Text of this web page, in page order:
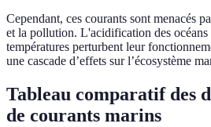
Cependant, ces courants sont menacés
et la pollution. L'acidification des océans
températures perturbent leur
une cascade d’effets sur l’écosystème
Tableau comparatif des
de courants marins